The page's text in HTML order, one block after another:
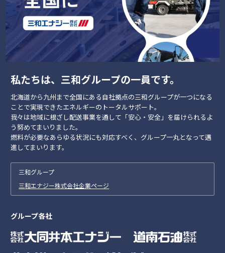
私たちは、三和グループの一員です。
北海道から九州まで全国にある自社拠点の三和グループが一つになる
ことで実現できたエネルギーのトータルサポート。
我々は地域に根ざし配送事業を通して「安心・安全」を届けられるよ
う努めてまいりました。
燃料が必要なあらゆる状況にも対応すべく、グループ一丸となって邁
進してまいります。
三和グループ
三和エナジー株式会社企業ページ
グループ各社